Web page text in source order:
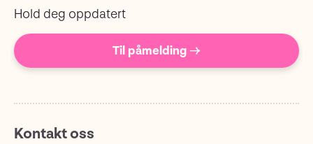
Hold deg oppdatert
Til påmelding →
Kontakt oss